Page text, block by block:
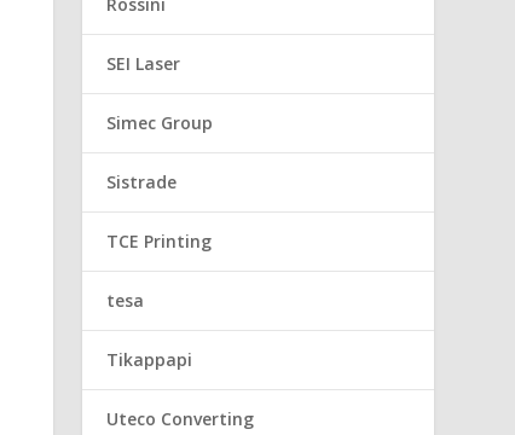
SEI Laser
Simec Group
Sistrade
TCE Printing
tesa
Tikappapi
Uteco Converting